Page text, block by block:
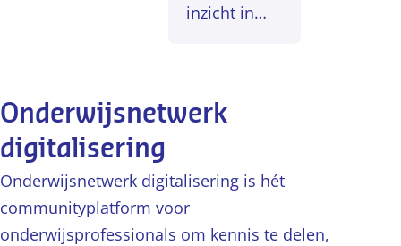
inzicht in
van ICT-
Onderwijsnetwerk
digitalisering
Onderwijsnetwerk digitalisering is hét
communityplatform voor
onderwijsprofessionals om kennis te delen,